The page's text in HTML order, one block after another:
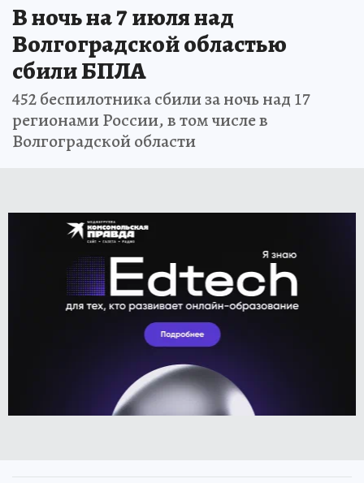
В ночь на 7 июля над
Волгоградской областью
сбили БПЛА
452 беспилотника сбили за ночь над 17
регионами России, в том числе в
Волгоградской области